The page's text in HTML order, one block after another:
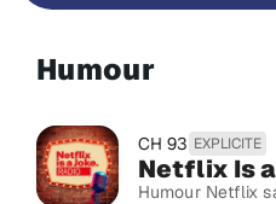
Humour
CH 93 EXPLICITE
Netflix Is
Humour Netflix